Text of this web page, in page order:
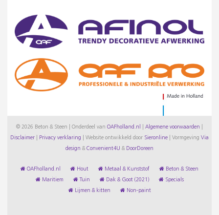
© 2026 Beton & Steen | Onderdeel van OAFholland.nl Algemene voorwaarden
Disclaimer Privacy verklaring Website ontwikkeld door Sieronline Vormgeving Via
design & Convenient4U & DoorDoreen
OAFholland.nl Hout Metaal & Kunststof Beton & Steen
Maritiem Tuin Dak & Goot (2021) Specials
Lijmen & kitten Non-paint